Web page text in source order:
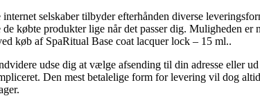
selskaber tilbyder efterhånden diverse
de købte produkter lige når det passer dig. Muligheden
køb af SpaRitual Base coat lacquer lock – 15 ml..
udse dig at vælge afsending til din adresse eller
Den mest betalelige form for levering vil dog